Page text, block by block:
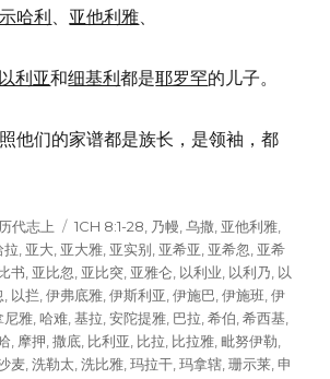
示哈利、 亚他利雅、
以利亚和细基利都是耶罗罕的儿子。
他们的家谱都是族长，是领袖，都
Categories
历代志上 Tags
1CH 8:1-28 乃幔 ,乌撒 亚他利雅
拉 亚大 亚大雅 亚实别 亚希亚 亚希忽 亚希
书 亚比忽 亚比突 亚雅仑 以利业 以利乃 以
以拦 ,伊弗底雅 ,伊斯利亚 ,伊施巴 ,伊施班 ,伊
尼雅 ,哈难 ,基拉 ,安陀提雅 巴拉 ,希伯 ,希西基
摩押 ,撒底 比利亚 比拉 比拉雅 ,毗努伊勒
麦 ,洗勒太 ,洗比雅 ,玛拉干 ,玛拿辖 ,珊示莱 ,申